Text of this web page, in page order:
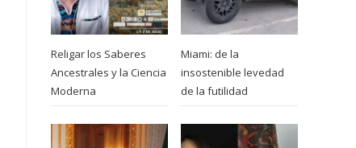
Religar los Saberes
Ancestrales y la Ciencia
Moderna
Miami: de la
insostenible levedad
de la futilidad